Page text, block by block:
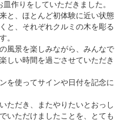
作りをしていただきました。
と、ほとんど初体験に近い状態
と、それぞれクルミの木を彫る
。
風景を楽しみながら、みんなで
しい時間を過ごさせていただき
を使ってサインや日付を記念に
ただき、またやりたいとおっし
いただけましたことを、とても